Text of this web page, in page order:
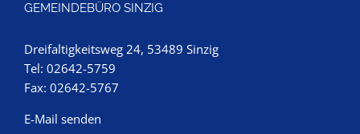
GEMEINDEBÜRO SINZIG
Dreifaltigkeitsweg 24, 53489 Sinzig
Tel: 02642-5759
Fax: 02642-5767
E-Mail senden